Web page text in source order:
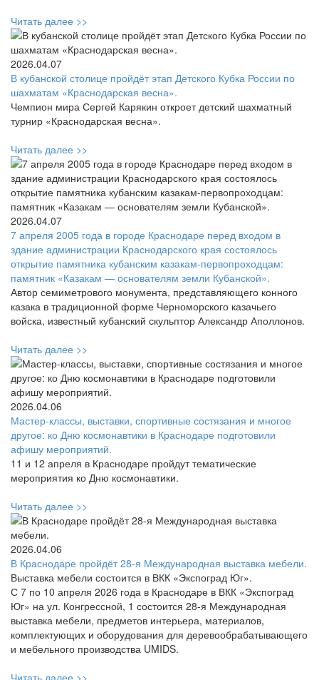
Читать далее >>
2026.04.07
В кубанской столице пройдёт этап Детского Кубка России по
шахматам «Краснодарская весна».
Чемпион мира Сергей Карякин откроет детский шахматный
турнир «Краснодарская весна».
Читать далее >>
2026.04.07
7 апреля 2005 года в городе Краснодаре перед входом в
здание администрации Краснодарского края состоялось
открытие памятника кубанским казакам-первопроходцам:
памятник «Казакам — основателям земли Кубанской».
Автор семиметрового монумента, представляющего конного
казака в традиционной форме Черноморского казачьего
войска, известный кубанский скульптор Александр Аполлонов.
Читать далее >>
2026.04.06
Мастер-классы, выставки, спортивные состязания и многое
другое: ко Дню космонавтики в Краснодаре подготовили
афишу мероприятий.
11 и 12 апреля в Краснодаре пройдут тематические
мероприятия ко Дню космонавтики.
Читать далее >>
2026.04.06
В Краснодаре пройдёт 28-я Международная выставка мебели.
Выставка мебели состоится в ВКК «Экспоград Юг».
С 7 по 10 апреля 2026 года в Краснодаре в ВКК «Экспоград
Юг» на ул. Конгрессной, 1 состоится 28-я Международная
выставка мебели, предметов интерьера, материалов,
комплектующих и оборудования для деревообрабатывающего
и мебельного производства UMIDS.
Читать далее >>